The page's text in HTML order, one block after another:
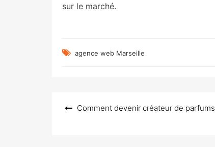
sur le marché.
agence web Marseille
Comment devenir créateur de parfums